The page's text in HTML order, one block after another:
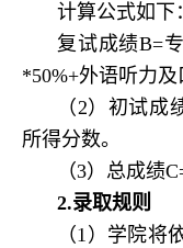
计算公式如下：
复试成绩B=
*50%+外语听力及
（2）初试
所得分数。
（3）总成绩
2.录取规则
（1）学院将